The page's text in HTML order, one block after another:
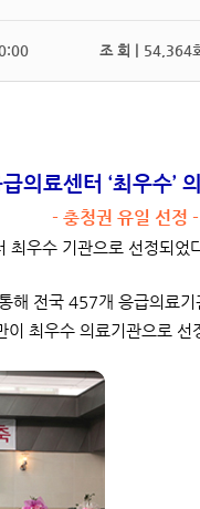
조 회 | 54,364
의료센터 ‘최우수’
- 충청권 유일 선정 -
최우수 기관으로 선정되었
해 전국 457개 응급의료
최우수 의료기관으로 선